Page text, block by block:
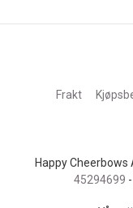
Frakt
Happy
45294699